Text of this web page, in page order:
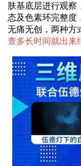
肤基底层进行观察
态及色素环完整度
无痛无创，两种方
查多长时间就出来